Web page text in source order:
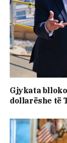
Gjykata
dollarëshe të